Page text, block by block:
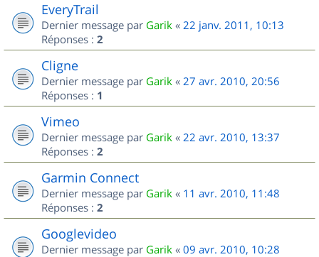
EveryTrail
Dernier message par Garik « 22 janv. 2011, 10:13
Réponses : 2
Cligne
Dernier message par Garik « 27 avr. 2010, 20:56
Réponses : 1
Vimeo
Dernier message par Garik « 22 avr. 2010, 13:37
Réponses : 2
Garmin Connect
Dernier message par Garik « 11 avr. 2010, 11:48
Réponses : 2
Googlevideo
Dernier message par Garik « 09 avr. 2010, 10:28